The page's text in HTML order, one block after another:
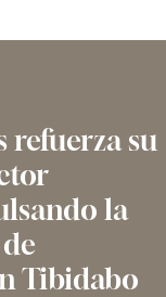
refuerza su
la
Tibidabo